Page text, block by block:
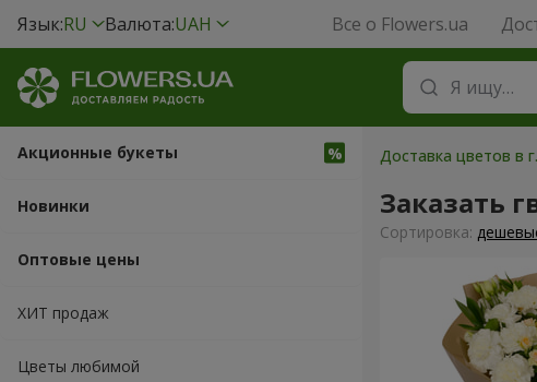
Язык:RU Валюта:UAH Все о Flowers.ua
Акционные букеты
Новинки
Оптовые цены
ХИТ продаж
Цветы любимой
Доставка цветов в
Заказать
Cортировка: